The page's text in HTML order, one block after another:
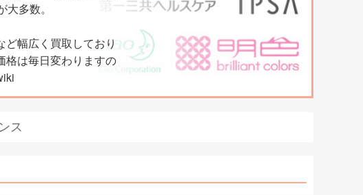
多数。
幅広く買取しており
格は毎日変わりますの
ス